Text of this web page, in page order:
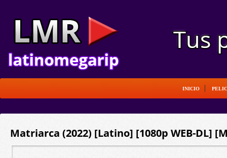
INICIO
Matriarca (2022) [Latino] [1080p WEB-DL]